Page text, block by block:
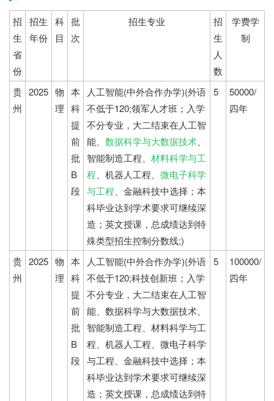
招
生
省
份
招生
年份
科
目
批
次
招生专业
招
生
人
数
学费学
制
贵
州
2025 物
理
本
科
提
前
批
B
段
人工智能(中外合作办学)(外语
不低于120;领军人才班；入学
不分专业，大二结束在人工智
能、 数据科学与大数据技术、
智能制造工程、 材料科学与工
程、机器人工程、 微电子科学
与工程、金融科技中选择；本
科毕业达到学术要求可继续深
造；英文授课，总成绩达到特
殊类型招生控制分数线;)
5
50000/
四年
贵
州
2025 物
理
本
科
提
前
批
B
段
人工智能(中外合作办学)(外语
不低于120;科技创新班；入学
不分专业，大二结束在人工智
能、数据科学与大数据技术、
智能制造工程、材料科学与工
程、机器人工程、微电子科学
与工程、金融科技中选择；本
科毕业达到学术要求可继续深
造；英文授课，总成绩达到特
5
100000/
四年